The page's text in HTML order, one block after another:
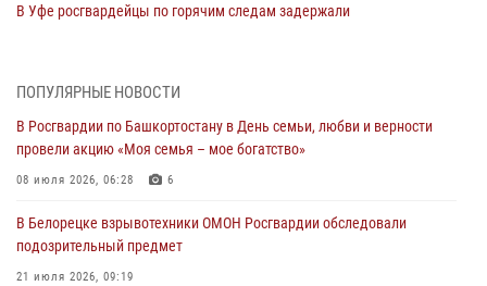
В Уфе росгвардейцы по горячим следам задержали
Башкортостана ответил на вопросы граждан
30 июля 2026, 12:54
за преступления против половой неприкосновенности (видео)
29 июля 2026, 12:01
ПОПУЛЯРНЫЕ НОВОСТИ
В Росгвардии по Башкортостану в День семьи, любви и верности
провели акцию «Моя семья – мое богатство»
08 июля 2026, 06:28 6
В Белорецке взрывотехники ОМОН Росгвардии обследовали
подозрительный предмет
21 июля 2026, 09:19